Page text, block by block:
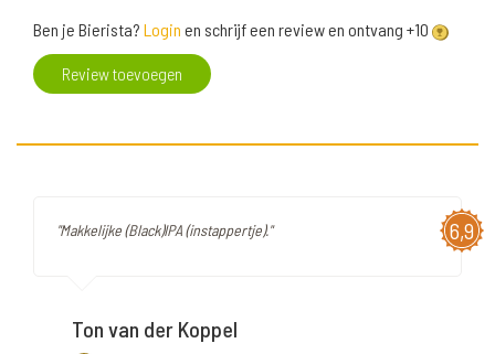
Ben je Bierista? Login en schrijf een review en ontvang +10
Review toevoegen
6,9
"Makkelijke (Black)IPA (instappertje)."
Ton van der Koppel